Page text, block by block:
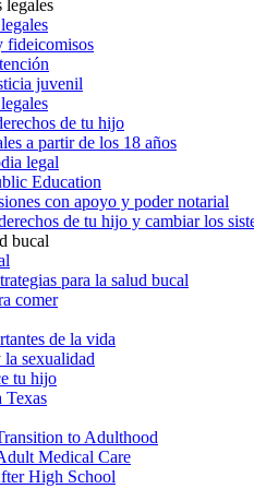
legales
fideicomisos
juvenil
de tu hijo
a partir de los 18 años
legal
Education
con apoyo y poder notarial
de tu hijo y cambiar los
bucal
para la salud bucal
comer
de la vida
sexualidad
tu hijo
Texas
to Adulthood
Medical Care
High School